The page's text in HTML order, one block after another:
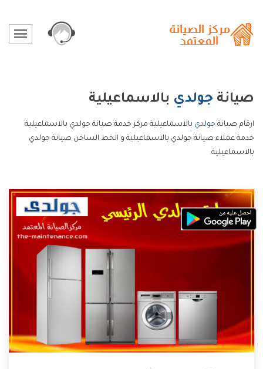
صيانة جولدي بالاسماعيلية
ارقام صيانة جولدي بالاسماعيلية مركز خدمة صيانة جولدي بالاسماعيلية
خدمة عملاء صيانة جولدي بالاسماعيلية و الخط الساخن صيانة جولدي
بالاسماعيلية.